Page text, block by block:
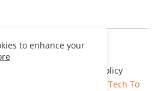
Privacy Policy
Tech To
to enhance your